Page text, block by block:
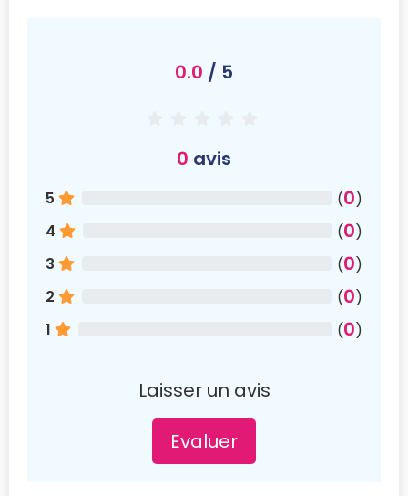
0.0 / 5
0 avis
5 (0)
4
(0)
3
(0)
2
(0)
1
(0)
Laisser un avis
Evaluer